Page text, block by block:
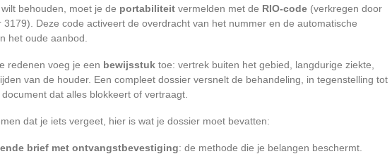
behouden, moet je de portabiliteit vermelden met de RIO-code (verkregen door
3179). Deze code activeert de overdracht van het nummer en de automatische
het oude aanbod.
redenen voeg je een bewijsstuk toe: vertrek buiten het gebied, langdurige ziekte,
van de houder. Een compleet dossier versnelt de behandeling, in tegenstelling tot
dat alles blokkeert of vertraagt.
dat je iets vergeet, hier is wat je dossier moet bevatten:
brief met ontvangstbevestiging: de methode die je belangen beschermt.